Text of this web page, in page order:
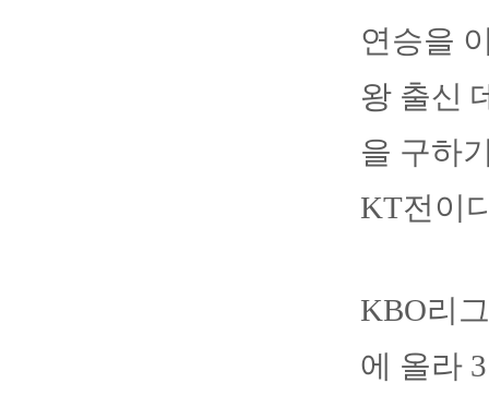
연승을
왕 출신
을 구하
KT전이
KBO리
에 올라